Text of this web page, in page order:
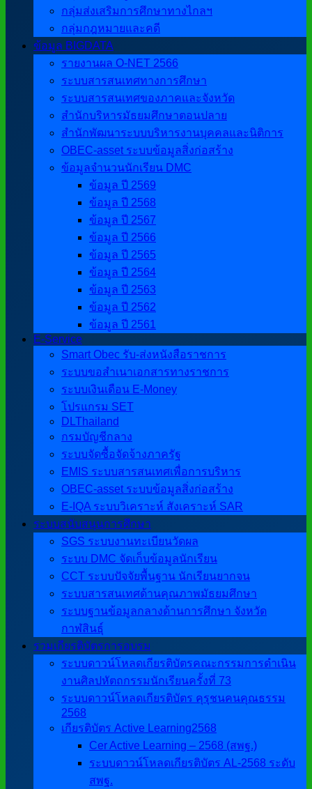
กลุ่มส่งเสริมการศึกษาทางไกลฯ
กลุ่มกฎหมายและคดี
ข้อมูล BIGDATA
รายงานผล O-NET 2566
ระบบสารสนเทศทางการศึกษา
ระบบสารสนเทศของภาคและจังหวัด
สำนักบริหารมัธยมศึกษาตอนปลาย
สำนักพัฒนาระบบบริหารงานบุคคลและนิติการ
OBEC-asset ระบบข้อมูลสิ่งก่อสร้าง
ข้อมูลจำนวนนักเรียน DMC
ข้อมูล ปี 2569
ข้อมูล ปี 2568
ข้อมูล ปี 2567
ข้อมูล ปี 2566
ข้อมูล ปี 2565
ข้อมูล ปี 2564
ข้อมูล ปี 2563
ข้อมูล ปี 2562
ข้อมูล ปี 2561
E-Service
Smart Obec รับ-ส่งหนังสือราชการ
ระบบขอสำเนาเอกสารทางราชการ
ระบบเงินเดือน E-Money
โปรแกรม SET
DLThailand
กรมบัญชีกลาง
ระบบจัดซื้อจัดจ้างภาครัฐ
EMIS ระบบสารสนเทศเพื่อการบริหาร
OBEC-asset ระบบข้อมูลสิ่งก่อสร้าง
E-IQA ระบบวิเคราะห์ สังเคราะห์ SAR
ระบบสนับสนุนการศึกษา
SGS ระบบงานทะเบียนวัดผล
ระบบ DMC จัดเก็บข้อมูลนักเรียน
CCT ระบบปัจจัยพื้นฐาน นักเรียนยากจน
ระบบสารสนเทศด้านคุณภาพมัธยมศึกษา
ระบบฐานข้อมูลกลางด้านการศึกษา จังหวัด
กาฬสินธุ์
รวมเกียรติบัตรการอบรม
ระบบดาวน์โหลดเกียรติบัตรคณะกรรมการดำเนิน
งานศิลปหัตถกรรมนักเรียนครั้งที่ 73
ระบบดาวน์โหลดเกียรติบัตร คุรุชนคนคุณธรรม
2568
เกียรติบัตร Active Learning2568
Cer Active Learning – 2568 (สพฐ.)
ระบบดาวน์โหลดเกียรติบัตร AL-2568 ระดับ
สพฐ.